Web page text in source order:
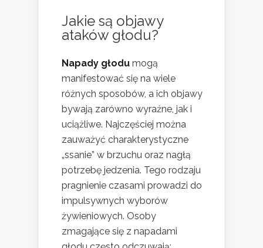
Jakie są objawy
ataków głodu?
Napady głodu mogą
manifestować się na wiele
różnych sposobów, a ich objawy
bywają zarówno wyraźne, jak i
uciążliwe. Najczęściej można
zauważyć charakterystyczne
„ssanie” w brzuchu oraz nagłą
potrzebę jedzenia. Tego rodzaju
pragnienie czasami prowadzi do
impulsywnych wyborów
żywieniowych. Osoby
zmagające się z napadami